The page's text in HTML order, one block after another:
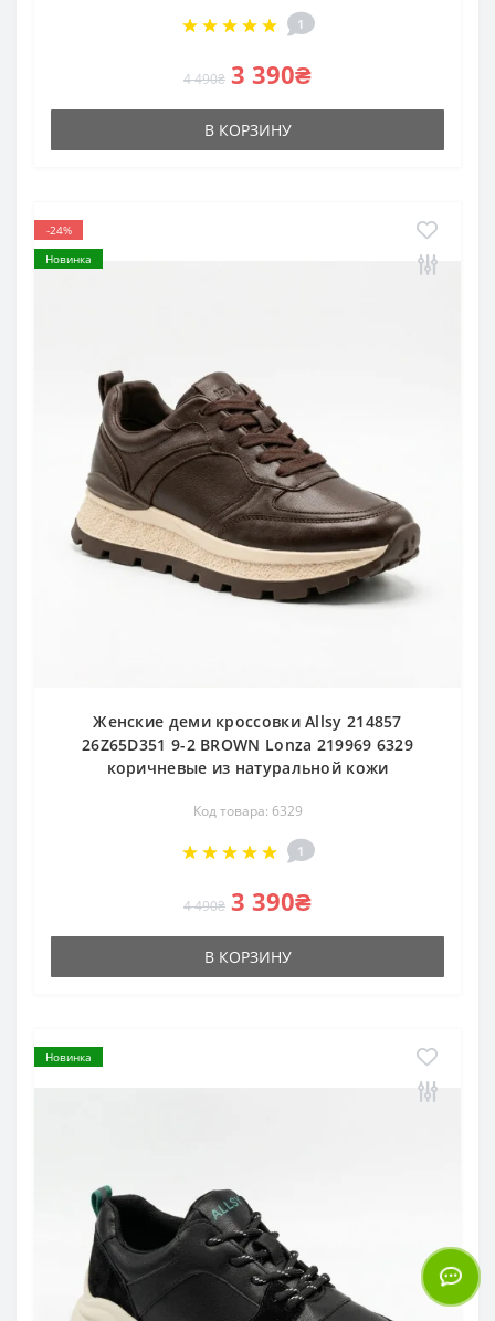
1
4 490₴ 3 390₴
В КОРЗИНУ
-24%
Новинка
Женские деми кроссовки Allsy 214857
26Z65D351 9-2 BROWN Lonza 219969 6329
коричневые из натуральной кожи
Код товара: 6329
1
4 490₴ 3 390₴
В КОРЗИНУ
Новинка